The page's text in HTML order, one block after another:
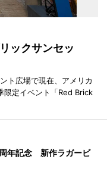
ックサンセッ
ト広場で現在、アメリカ
限定イベント「Red Brick
年記念 新作ラガービ